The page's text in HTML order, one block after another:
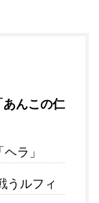
あんこの仁
ラ」
うルフィ